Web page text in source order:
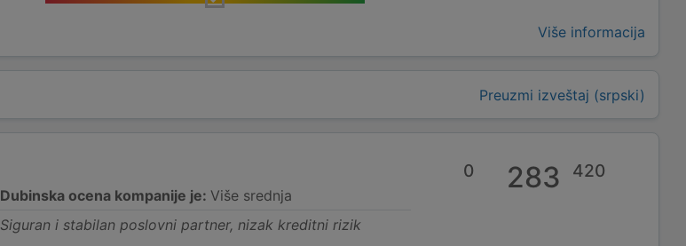
Više informacija
Preuzmi izveštaj (srpski)
Dubinska ocena kompanije je: Više srednja
Siguran i stabilan poslovni partner, nizak kreditni rizik
0 283 420